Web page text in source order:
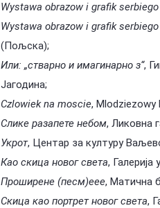
Wystawa obrazow i grafik
Wystawa obrazow i grafik
(Пољска);
Или: „стварно и имагинарно з“,
Јагодина;
Czlowiek na moscie, Mlodziezowy
Слике разапете небом, Ликовна
Укрот, Центар за културу
Као скица новог света,
Проширене (песм)еее, Матична
Скица као портрет новог света,